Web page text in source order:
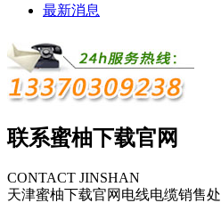
最新消息
联系蜜柚下载官网
CONTACT JINSHAN
天津蜜柚下载官网电线电缆销售处